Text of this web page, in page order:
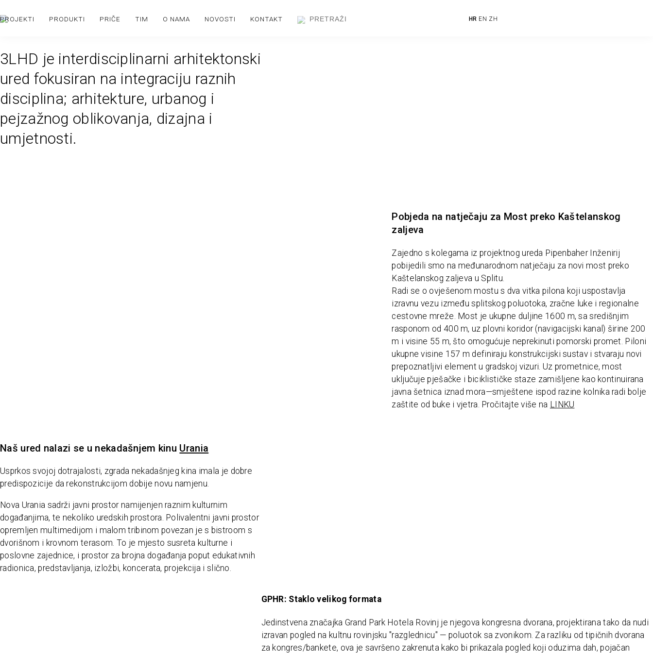
PROJEKTI PRODUKTI PRIČE TIM O NAMA NOVOSTI KONTAKT HR EN ZH
3LHD je interdisciplinarni arhitektonski
ured fokusiran na integraciju raznih
disciplina; arhitekture, urbanog i
pejzažnog oblikovanja, dizajna i
umjetnosti.
Pobjeda na natječaju za Most preko Kaštelanskog
zaljeva
Zajedno s kolegama iz projektnog ureda Pipenbaher Inženirij
pobijedili smo na međunarodnom natječaju za novi most preko
Kaštelanskog zaljeva u Splitu.
Radi se o ovješenom mostu s dva vitka pilona koji uspostavlja
izravnu vezu između splitskog poluotoka, zračne luke i regionalne
cestovne mreže. Most je ukupne duljine 1600 m, sa središnjim
rasponom od 400 m, uz plovni koridor (navigacijski kanal) širine 200
m i visine 55 m, što omogućuje neprekinuti pomorski promet. Piloni
ukupne visine 157 m definiraju konstrukcijski sustav i stvaraju novi
prepoznatljivi element u gradskoj vizuri. Uz prometnice, most
uključuje pješačke i biciklističke staze zamišljene kao kontinuirana
javna šetnica iznad mora—smještene ispod razine kolnika radi bolje
zaštite od buke i vjetra. Pročitajte više na LINKU
Naš ured nalazi se u nekadašnjem kinu Urania
Usprkos svojoj dotrajalosti, zgrada nekadašnjeg kina imala je dobre
predispozicije da rekonstrukcijom dobije novu namjenu.
Nova Urania sadrži javni prostor namijenjen raznim kulturnim
događanjima, te nekoliko uredskih prostora. Polivalentni javni prostor
opremljen multimedijom i malom tribinom povezan je s bistroom s
dvorišnom i krovnom terasom. To je mjesto susreta kulturne i
poslovne zajednice, i prostor za brojna događanja poput edukativnih
radionica, predstavljanja, izložbi, koncerata, projekcija i slično.
GPHR: Staklo velikog formata
Jedinstvena značajka Grand Park Hotela Rovinj je njegova kongresna dvorana, projektirana tako da nudi
izravan pogled na kultnu rovinjsku "razglednicu" — poluotok sa zvonikom. Za razliku od tipičnih dvorana
za kongres/bankete, ova je savršeno zakrenuta kako bi prikazala pogled koji oduzima dah, pojačan